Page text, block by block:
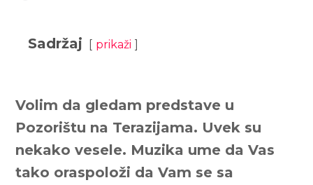
Sadržaj prikaži
Volim da gledam predstave u
Pozorištu na Terazijama. Uvek su
nekako vesele. Muzika ume da Vas
tako oraspoloži da Vam se sa